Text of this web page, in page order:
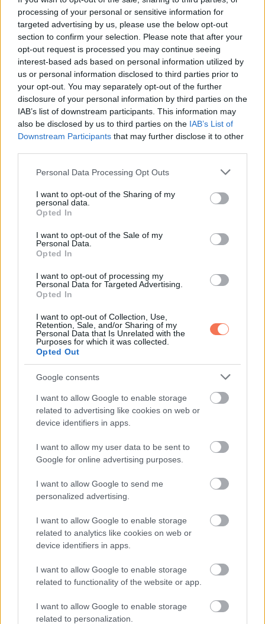
processing of your personal or sensitive information for
targeted advertising by us, please use the below opt-out
section to confirm your selection. Please note that after your
opt-out request is processed you may continue seeing
interest-based ads based on personal information utilized by
us or personal information disclosed to third parties prior to
your opt-out. You may separately opt-out of the further
disclosure of your personal information by third parties on the
IAB’s list of downstream participants. This information may
also be disclosed by us to third parties on the IAB’s List of
Downstream Participants that may further disclose it to other
Please note that this website/app uses one or more Google
not limited to your visit or usage behaviour. You may click to
grant or deny consent to Google and its third-party tags to
use your data for below specified purposes in below Google
consent section.
Personal Data Processing Opt Outs
I want to opt-out of the Sharing of my
personal data.
Opted In
I want to opt-out of the Sale of my
Personal Data.
Opted In
I want to opt-out of processing my
Personal Data for Targeted Advertising.
Opted In
I want to opt-out of Collection, Use,
Retention, Sale, and/or Sharing of my
Personal Data that Is Unrelated with the
Purposes for which it was collected.
Opted Out
Google consents
I want to allow Google to enable storage
related to advertising like cookies on web or
device identifiers in apps.
I want to allow my user data to be sent to
Google for online advertising purposes.
I want to allow Google to send me
personalized advertising.
I want to allow Google to enable storage
related to analytics like cookies on web or
device identifiers in apps.
I want to allow Google to enable storage
related to functionality of the website or app.
I want to allow Google to enable storage
related to personalization.
céljaidra és a hosszú távú terveidre koncentrálj, hiszen
minden lehetőséged adott a sikerhez. Az intuíciód segít,
hogy megtaláld a legjobb megoldásokat minden helyzetben.
Hét év szerencse vár, ha kedvelés és a „sok szerencsét”
beírása után gördítesz lejjebb!
Szűz ( )
Csütörtököna Szűz jegyűek számára a részletekre való
odafigyelés hozhat szerencsét. Ma a munkahelyeden fontos
lesznek. Szerelmi életedben stabilitás várható, és ma olyan
beszélgetésre kerülhet sor, amely közelebb hoz a
partneredhez. Az intuíciód most különösen erős, és segít,
hogy tisztábban láss minden helyzetet. A pénzügyek terén
bevétel is érkezhet. A családod és barátaid támogatása
meghozatalakor. Egészséged jó formában lesz, ha
odafigyelsz a megfelelő pihenésre és relaxációra. Este
szánj időt arra, hogy rendezd gondolataidat és megtervezd a
rendelkezel a jó döntések meghozatalához. Tölts időt azzal,
hogy befelé figyelsz, mert sokat tanulhatsz magadról.
Hét év szerencse vár, ha kedvelés és a „sok szerencsét”
beírása után gördítesz lejjebb!
Kos ( )
Csütörtököna Kosok számára lendületes és inspiráló nap
várható, amely tele van lehetőségekkel. Ma különösen
egy új projektbe. A munkahelyeden is elismerést érhetsz el,
ha követed az intuíciódat. Szerelmi életedben romantikus
pillanatok várnak, amelyek közelebb hoznak a kedvesedhez.